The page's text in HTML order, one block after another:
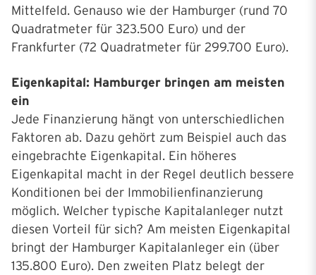
Mittelfeld. Genauso wie der Hamburger (rund 70
Quadratmeter für 323.500 Euro) und der
Frankfurter (72 Quadratmeter für 299.700 Euro).
Eigenkapital: Hamburger bringen am meisten
ein
Jede Finanzierung hängt von unterschiedlichen
Faktoren ab. Dazu gehört zum Beispiel auch das
eingebrachte Eigenkapital. Ein höheres
Eigenkapital macht in der Regel deutlich bessere
Konditionen bei der Immobilienfinanzierung
möglich. Welcher typische Kapitalanleger nutzt
diesen Vorteil für sich? Am meisten Eigenkapital
bringt der Hamburger Kapitalanleger ein (über
135.800 Euro). Den zweiten Platz belegt der